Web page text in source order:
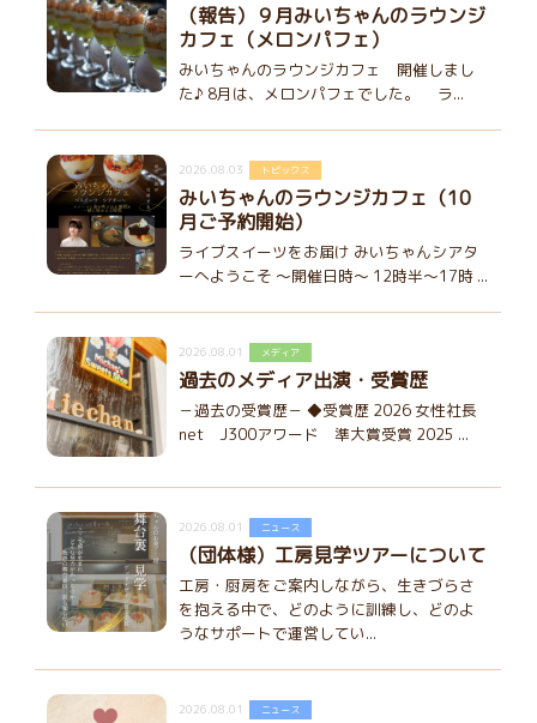
（報告）９月みいちゃんのラウンジ
カフェ（メロンパフェ）
みいちゃんのラウンジカフェ 開催しまし
た♪ 8月は、メロンパフェでした。 ラ...
2026.08.03 トピックス
みいちゃんのラウンジカフェ（10
月ご予約開始）
ライブスイーツをお届け みいちゃんシアタ
ーへようこそ ～開催日時～ 12時半～17時 ...
2026.08.01 メディア
過去のメディア出演・受賞歴
－過去の受賞歴－ ◆受賞歴 2026 女性社長
net J300アワード 準大賞受賞 2025 ...
2026.08.01 ニュース
（団体様）工房見学ツアーについて
工房・厨房をご案内しながら、生きづらさ
を抱える中で、どのように訓練し、どのよ
うなサポートで運営してい...
2026.08.01 ニュース